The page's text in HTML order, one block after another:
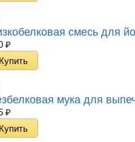
смесь для
₽
мука для
₽